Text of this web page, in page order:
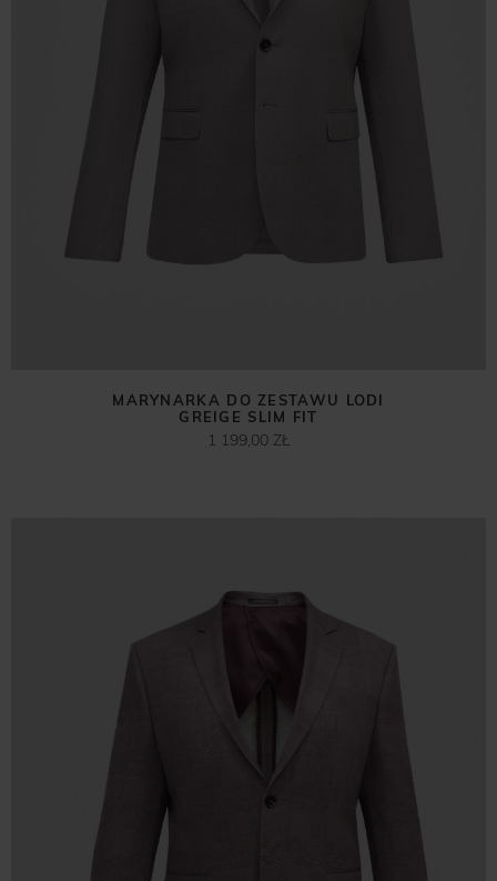
MARYNARKA DO ZESTAWU LODI
GREIGE SLIM FIT
1 199,00 ZŁ